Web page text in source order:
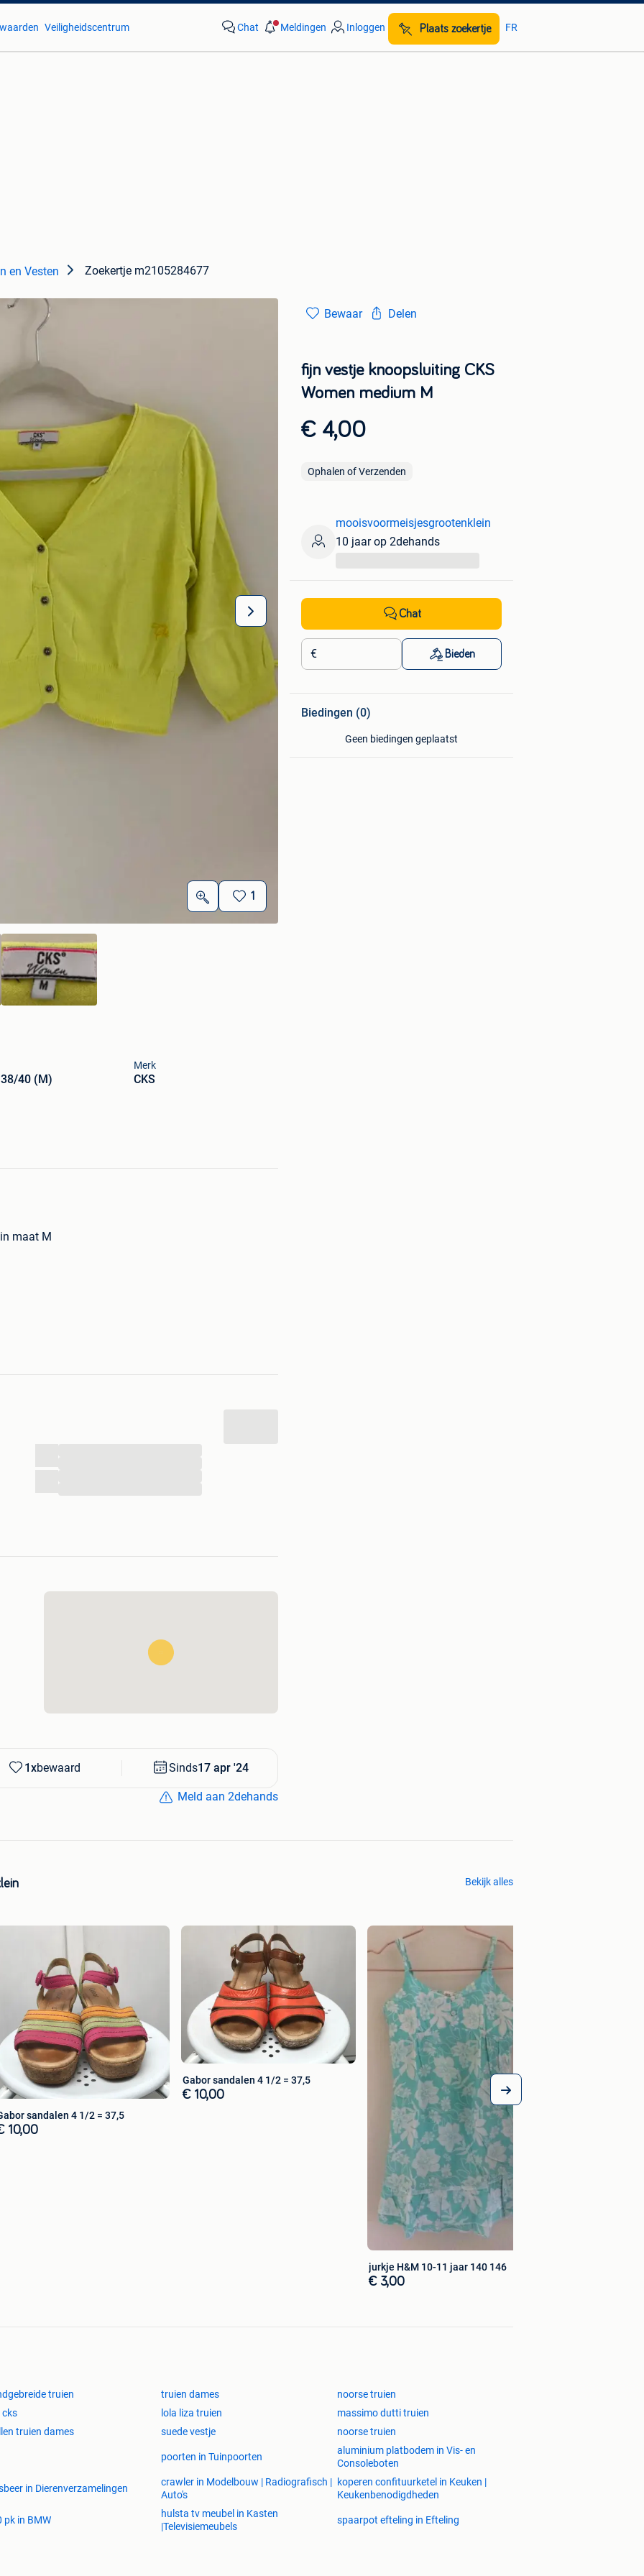
Veiligheidscentrum Chat Meldingen Inloggen Plaats zoekertje FR
en Vesten Zoekertje m2105284677
1
40 (M)
Merk
CKS
maat M
1xbewaard Sinds17 apr '24
Meld aan 2dehands
Bewaar Delen
fijn vestje knoopsluiting CKS
Women medium M
€ 4,00
Ophalen of Verzenden
mooisvoormeisjesgrootenklein
10 jaar op 2dehands
Chat
€ Bieden
Biedingen (0)
Geen biedingen geplaatst
Bekijk alles
sandalen 4 1/2 = 37,5
10,00
Gabor sandalen 4 1/2 = 37,5
€ 10,00
jurkje H&M 10-11 jaar 140 146
€ 3,00
truien truien dames
noorse truien
lola liza truien
massimo dutti truien
truien dames suede vestje noorse truien
poorten in Tuinpoorten
aluminium platbodem in Vis- en
Consoleboten
in Dierenverzamelingen
crawler in Modelbouw | Radiografisch |
Auto's
koperen confituurketel in Keuken |
Keukenbenodigdheden
pk in BMW
hulsta tv meubel in Kasten
|Televisiemeubels
spaarpot efteling in Efteling